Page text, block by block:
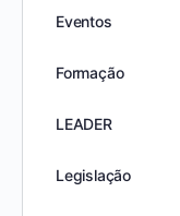
Eventos
Formação
LEADER
Legislação